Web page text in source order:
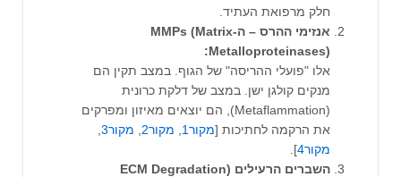
חלק מרפואת העתיד.
אנזימי ההרס – ה-MMPs (Matrix
Metalloproteinases):
אלו "פועלי ההריסה" של הגוף. במצב תקין הם
מנקים קולגן ישן. במצב של דלקת כרונית
(Metaflammation), הם יוצאים מאיזון ומפרקים
את הרקמה לחתיכות [מקור1 מקור2 מקור3 ,
מקור4 ].
השברים הרעילים (ECM Degradation